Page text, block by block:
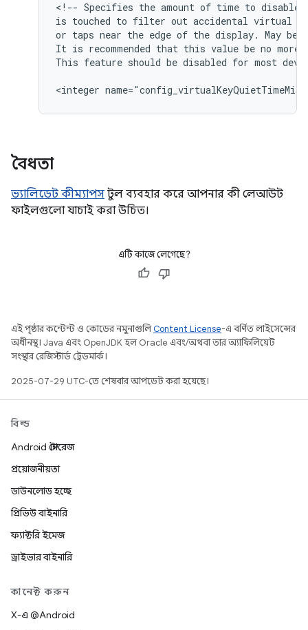
<!-- Specifies the amount of time to
is touched to filter out accidental virtual
or taps near the edge of the display. May
It is recommended that this value be no more
This feature should be disabled for most
বৈধতা
ভ্যালিডেট কীম্যাপস টুল ব্যবহার করে আপনার কী লেআউট
ফাইলগুলো যাচাই করা উচিত।
এটি কাজে লেগেছে?
এই পৃষ্ঠার কন্টেন্ট ও কোডের নমুনাগুলিContent License-এ বর্ণিত লাইসেন্সের
অধীনস্থ। Java এবং OpenJDK হল Oracle এবং/অথবা তার অ্যাফিলিয়েট
সংস্থার রেজিস্টার্ড ট্রেডমার্ক।
2025-07-29 UTC-তে শেষবার আপডেট করা হয়েছে।
বিল্ড
Android স্টোরেজ
প্রয়োজনীয়তা
ডাউনলোড হচ্ছে
প্রিভিউ বাইনারি
ফ্যাক্টরি ইমেজ
ড্রাইভার বাইনারি
কানেক্ট করুন
X-এ @Android